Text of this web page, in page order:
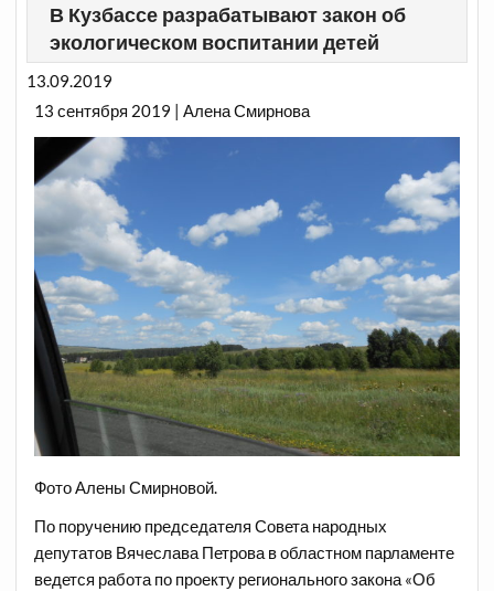
В Кузбассе разрабатывают закон об
экологическом воспитании детей
13.09.2019
13 сентября 2019 | Алена Смирнова
Фото Алены Смирновой.
По поручению председателя Совета народных
депутатов Вячеслава Петрова в областном парламенте
ведется работа по проекту регионального закона «Об